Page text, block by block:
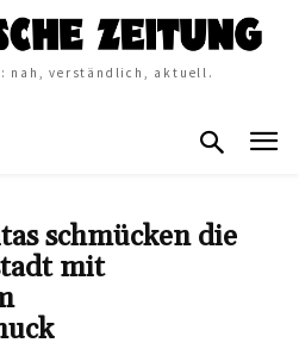
nah, verständlich, aktuell.
schmücken die
mit